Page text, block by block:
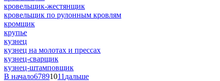
кровельщик-жестянщик
кровельщик по рулонным кровлям
кромщик
крупье
кузнец
кузнец на молотах и прессах
кузнец-сварщик
кузнец-штамповщик
В начало67891011 дальше